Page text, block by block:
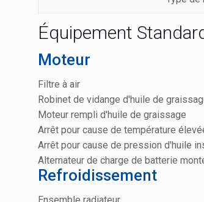
Équipement
Moteur
Filtre à air
Robinet de vidange d'huile de
Moteur rempli d'huile de graissage
Arrêt pour cause de température
Arrêt pour cause de pression d'huile
Alternateur de charge de batterie
Refroidissement